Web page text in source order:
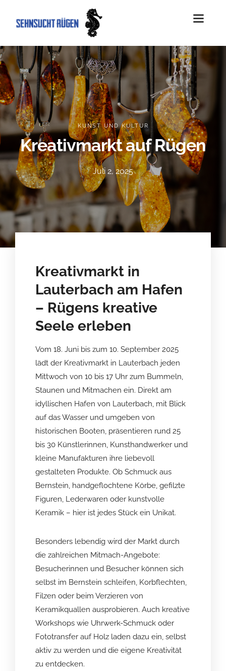
KUNST UND KULTUR
Kreativmarkt auf Rügen
Juli 2, 2025
Kreativmarkt in
Lauterbach am Hafen
– Rügens kreative
Seele erleben
Vom 18. Juni bis zum 10. September 2025
lädt der Kreativmarkt in Lauterbach jeden
Mittwoch von 10 bis 17 Uhr zum Bummeln,
Staunen und Mitmachen ein. Direkt am
idyllischen Hafen von Lauterbach, mit Blick
auf das Wasser und umgeben von
historischen Booten, präsentieren rund 25
bis 30 Künstlerinnen, Kunsthandwerker und
kleine Manufakturen ihre liebevoll
gestalteten Produkte. Ob Schmuck aus
Bernstein, handgeflochtene Körbe, gefilzte
Figuren, Lederwaren oder kunstvolle
Keramik – hier ist jedes Stück ein Unikat.
Besonders lebendig wird der Markt durch
die zahlreichen Mitmach-Angebote:
Besucherinnen und Besucher können sich
selbst im Bernstein schleifen, Korbflechten,
Filzen oder beim Verzieren von
Keramikquallen ausprobieren. Auch kreative
Workshops wie Uhrwerk-Schmuck oder
Fototransfer auf Holz laden dazu ein, selbst
aktiv zu werden und die eigene Kreativität
zu entdecken.